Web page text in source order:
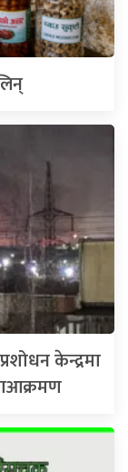
केन्द्रमा